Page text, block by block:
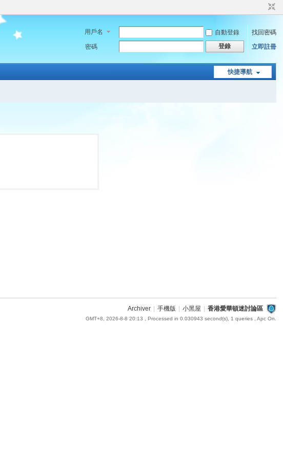
用戶名 自動登錄
找回密碼
密碼
登錄 立即註冊
快捷導航
Archiver 手機版 小黑屋 香港愛華頓迷討論區
GMT+8, 2026-8-8 20:13 , Processed in 0.030943 second(s), 1 queries , Apc On.